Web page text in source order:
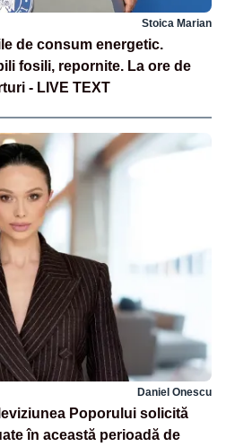
Stoica Marian
de consum energetic.
fosili, repornite. La ore de
- LIVE TEXT
Daniel Onescu
Poporului solicită
în această perioadă de